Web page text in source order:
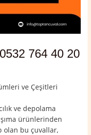
764 40 20
ve Çeşitleri
ve depolama
ürünlerinden
olan bu çuvallar,